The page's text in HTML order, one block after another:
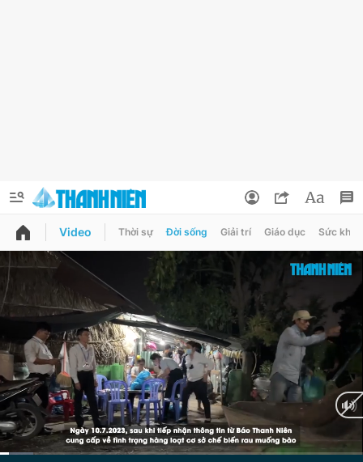
QUẢNG CÁO
Chuyên mục
Chuyên mục khác
Chào ngày mới Tin 24h
Thông tin tài khoản
Đổi mật khẩu
Tin đã lưu
Tin đã xem
Đăng xuất
Video Thời sự Đời sống Giải trí Giáo dục Sức khỏe